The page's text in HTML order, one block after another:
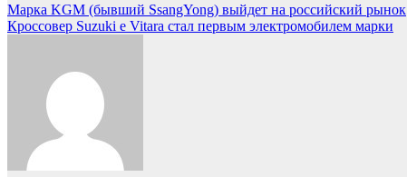
Навигация
по
Марка KGM (бывший SsangYong) выйдет на российский рынок
Кроссовер Suzuki e Vitara стал первым электромобилем марки